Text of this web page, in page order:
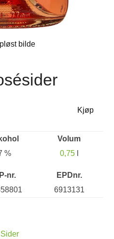
bilde
Kjøp
%
Volum
0,75l
nr.
EPDnr.
6913131